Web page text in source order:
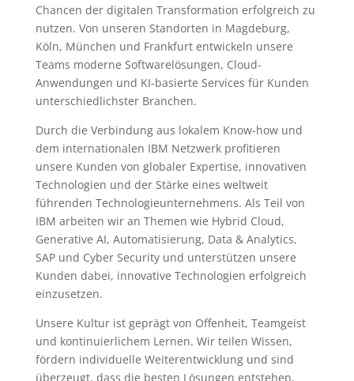
Chancen der digitalen Transformation erfolgreich zu
nutzen. Von unseren Standorten in Magdeburg,
Köln, München und Frankfurt entwickeln unsere
Teams moderne Softwarelösungen, Cloud-
Anwendungen und KI-basierte Services für Kunden
unterschiedlichster Branchen.
Durch die Verbindung aus lokalem Know-how und
dem internationalen IBM Netzwerk profitieren
unsere Kunden von globaler Expertise, innovativen
Technologien und der Stärke eines weltweit
führenden Technologieunternehmens. Als Teil von
IBM arbeiten wir an Themen wie Hybrid Cloud,
Generative AI, Automatisierung, Data & Analytics,
SAP und Cyber Security und unterstützen unsere
Kunden dabei, innovative Technologien erfolgreich
einzusetzen.
Unsere Kultur ist geprägt von Offenheit, Teamgeist
und kontinuierlichem Lernen. Wir teilen Wissen,
fördern individuelle Weiterentwicklung und sind
überzeugt, dass die besten Lösungen entstehen,